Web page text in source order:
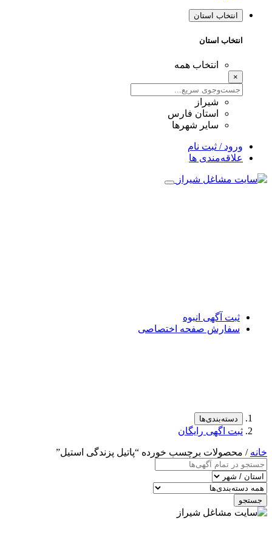
انتخاب استان
انتخاب استان
انتخاب همه
×
شیراز
استان فارس
سایر شهرها
ورود / ثبت نام
علاقه‌مندی ها
ثبت آگهی انبوه
سفارش صفحه اختصاصی
دسته‌بندی‌ها
ثبت اگهی رایگان
خانه / محصولات برچسب خورده “پاتیل پزندگی استیل”
جستجو